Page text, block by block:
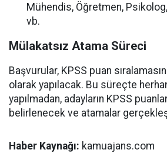
Mühendis, Öğretmen,
vb.
Mülakatsız Atama Süreci
Başvurular, KPSS puan
olarak yapılacak. Bu süreçte
yapılmadan, adayların KPSS
belirlenecek ve atamalar
Haber Kaynağı: kamuajans.com